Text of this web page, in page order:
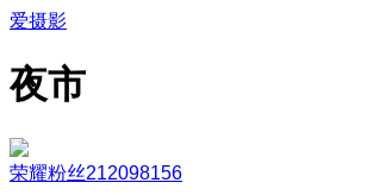
爱摄影
夜市
荣耀粉丝212098156